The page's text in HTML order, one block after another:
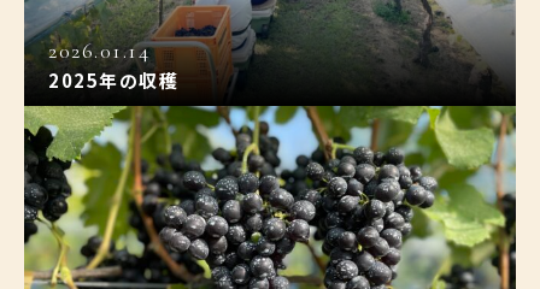
2026.01.14
2025年の収穫